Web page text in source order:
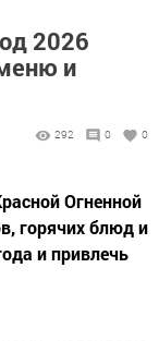
2026
и
292 0 0
Огненной
горячих блюд и
и привлечь